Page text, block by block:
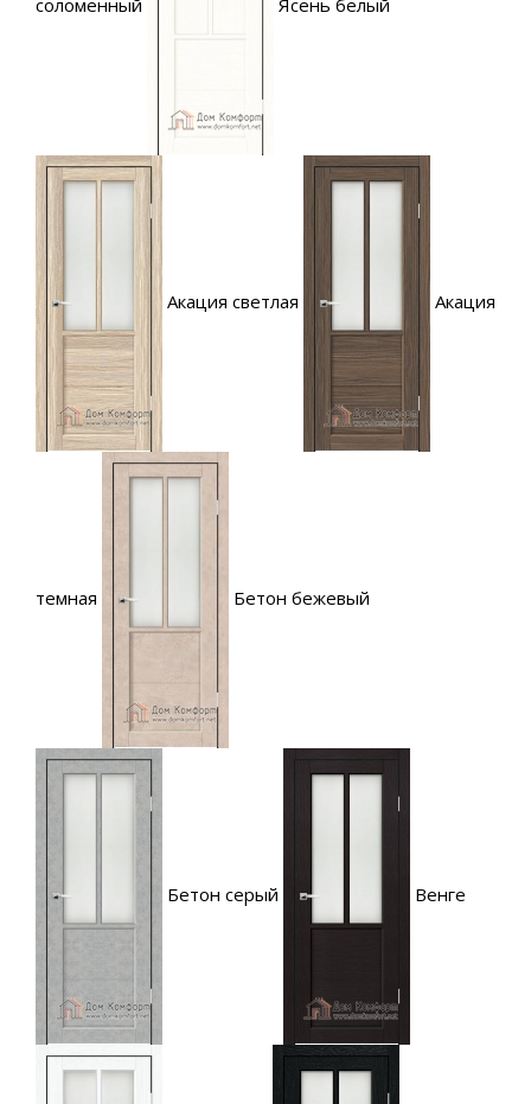
соломенный Ясень белый
Акация светлая Акация
темная Бетон бежевый
Бетон серый Венге